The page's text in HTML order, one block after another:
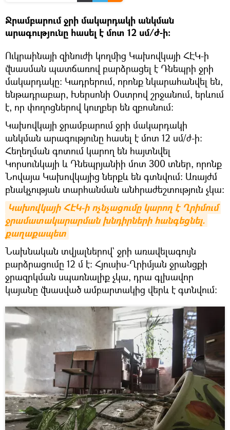
Ջրամբարում ջրի մակարդակի անկման
արագությունը հասել է մոտ 12 սմ/ժ-ի։
Ուկրաինայի զինուժի կողմից Կախովկայի ՀԷԿ-ի
վնասման պատճառով բարձրացել է Դնեպրի ջրի
մակարդակը։ Կադրերում, որոնք նկարահանվել են,
ենթադրաբար, Խերսոնի Օստրով շրջանում, երևում
է, որ փողոցներով կուղբեր են զբոսնում։
Կախովկայի ջրամբարում ջրի մակարդակի
անկման արագությունը հասել է մոտ 12 սմ/ժ-ի:
Հեղեղման գոտում կարող են հայտնվել
Կորսունկայի և Դնեպրյանիի մոտ 300 տներ, որոնք
Նովայա Կախովկայից ներքև են գտնվում: Առայժմ
բնակչության տարհանման անհրաժեշտություն չկա։
Կախովկայի ՀԷԿ-ի ոչնչացումը կարող է Ղրիմում
ջրամատակարարման խնդիրների հանգեցնել.
քաղաքապետ
Նախնական տվյալներով` ջրի առավելագույն
բարձրացումը 12 մ է: Հյուսիս-Ղրիմյան ջրանցքի
ջրազրկման սպառնալիք չկա, դրա գլխավոր
կայանը վնասված ամբարտակից վերև է գտնվում։